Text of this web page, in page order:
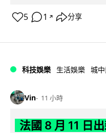
5 1 ↗ 分享
科技娛樂 生活娛樂 城
Vin 11 小時
法國 8 月 11 日